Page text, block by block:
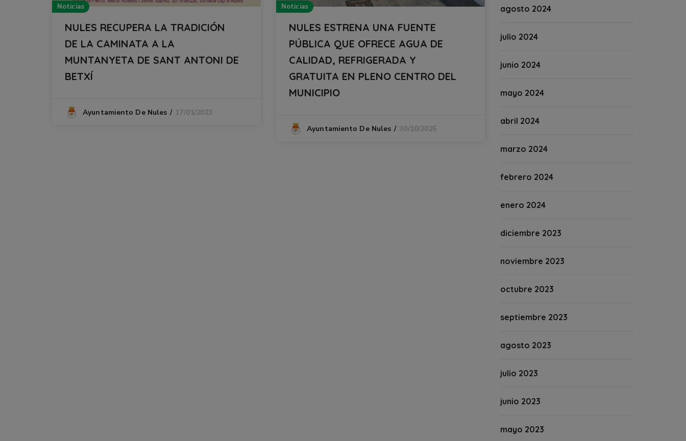
Noticias
NULES RECUPERA LA TRADICIÓN
DE LA CAMINATA A LA
MUNTANYETA DE SANT ANTONI DE
BETXÍ
Ayuntamiento De Nules 17/01/2023
Noticias
NULES ESTRENA UNA FUENTE
PÚBLICA QUE OFRECE AGUA DE
CALIDAD, REFRIGERADA Y
GRATUITA EN PLENO CENTRO DEL
MUNICIPIO
Ayuntamiento De Nules 30/10/2025
agosto 2024
julio 2024
junio 2024
mayo 2024
abril 2024
marzo 2024
febrero 2024
enero 2024
diciembre 2023
noviembre 2023
octubre 2023
septiembre 2023
agosto 2023
julio 2023
junio 2023
mayo 2023